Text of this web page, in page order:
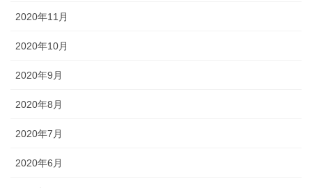
2020年11月
2020年10月
2020年9月
2020年8月
2020年7月
2020年6月